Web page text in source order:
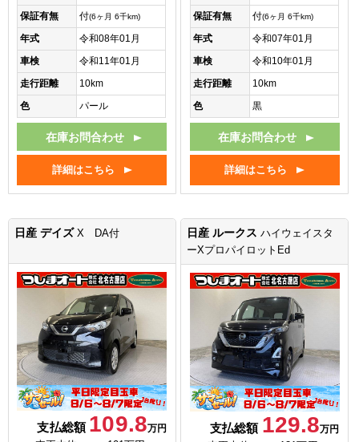
保証有無
付(6ヶ月 6千km)
年式
令和08年01月
車検
令和11年01月
走行距離
10km
色
パール
在庫お問合わせ
詳細はこちら
保証有無
付(6ヶ月 6千km)
年式
令和07年01月
車検
令和10年01月
走行距離
10km
色
黒
在庫お問合わせ
詳細はこちら
日産 デイズ X DA付
支払総額 109.8万円
日産 ルークスハイウェイスタ
ーXプロパイロットEd
支払総額 129.8万円